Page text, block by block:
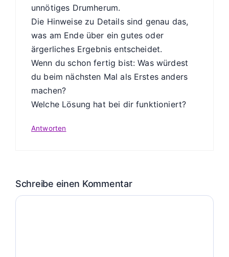
unnötiges Drumherum.
Die Hinweise zu Details sind genau das,
was am Ende über ein gutes oder
ärgerliches Ergebnis entscheidet.
Wenn du schon fertig bist: Was würdest
du beim nächsten Mal als Erstes anders
machen?
Welche Lösung hat bei dir funktioniert?
Antworten
Schreibe einen Kommentar
Kommentar